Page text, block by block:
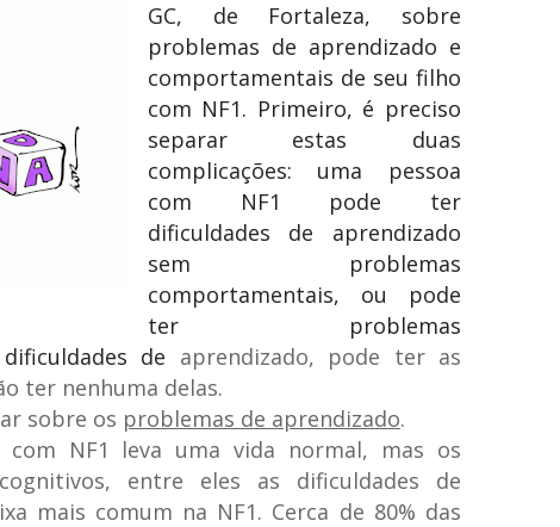
GC, de Fortaleza, sobre
problemas de aprendizado e
comportamentais de seu filho
com NF1. Primeiro, é preciso
separar estas duas
complicações: uma pessoa
com NF1 pode ter
dificuldades de aprendizado
sem problemas
comportamentais, ou pode
ter problemas
de aprendizado, pode ter as
ter nenhuma delas.
sobre os problemas de aprendizado.
com NF1 leva uma vida normal, mas os
entre eles as dificuldades de
mais comum na NF1. Cerca de 80% das